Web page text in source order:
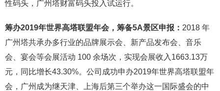
性码头，广州塔财富码头投入试运行。
筹办2019年世界高塔联盟年会，筹备5A景区申报： 2018 年
广州塔共承办多行业的品牌展示会、新产品发布会、音乐
会、宴会等会展活动 100 余场次，实现会展收入1663.13万
元，同比增长43.30%。公司成功申办2019年世界高塔联盟年
会，广州成为继天津、上海后第三个举办这一国际盛会的中